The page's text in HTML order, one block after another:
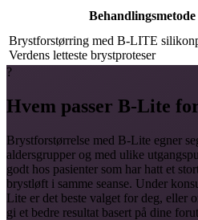
Behandlingsmetode
Brystforstørring med B-LITE
Verdens letteste brystproteser
?
Hvem passer B-Lite
Brystforstørrelse med B-Lite egner
aldersgrupper og med ulike
godt hos pasienter som har hatt et
brystløft i samme seanse. Under
Lite er det beste valget for deg, eller
gi et bedre resultat basert på dine